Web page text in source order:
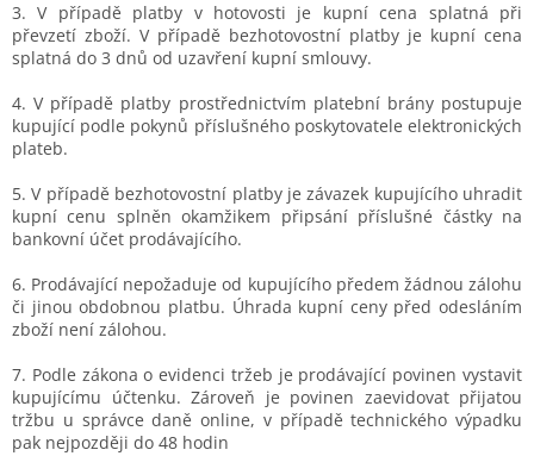
3. V případě platby v hotovosti je kupní cena splatná při
převzetí zboží. V případě bezhotovostní platby je kupní cena
splatná do 3 dnů od uzavření kupní smlouvy.
4. V případě platby prostřednictvím platební brány postupuje
kupující podle pokynů příslušného poskytovatele elektronických
plateb.
5. V případě bezhotovostní platby je závazek kupujícího uhradit
kupní cenu splněn okamžikem připsání příslušné částky na
bankovní účet prodávajícího.
6. Prodávající nepožaduje od kupujícího předem žádnou zálohu
či jinou obdobnou platbu. Úhrada kupní ceny před odesláním
zboží není zálohou.
7. Podle zákona o evidenci tržeb je prodávající povinen vystavit
kupujícímu účtenku. Zároveň je povinen zaevidovat přijatou
tržbu u správce daně online, v případě technického výpadku
pak nejpozději do 48 hodin